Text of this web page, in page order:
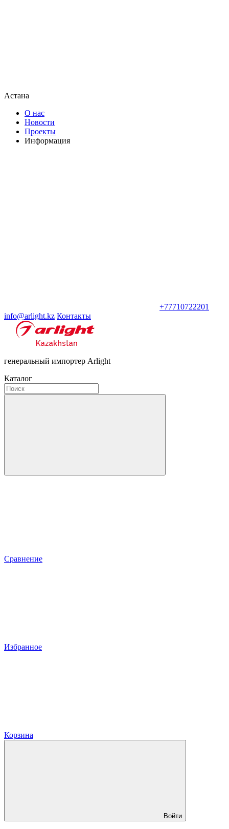
Астана
О нас
Новости
Проекты
Информация
+77710722201
info@arlight.kz Контакты
генеральный импортер Arlight
Каталог
Сравнение
Избранное
Корзина
Войти